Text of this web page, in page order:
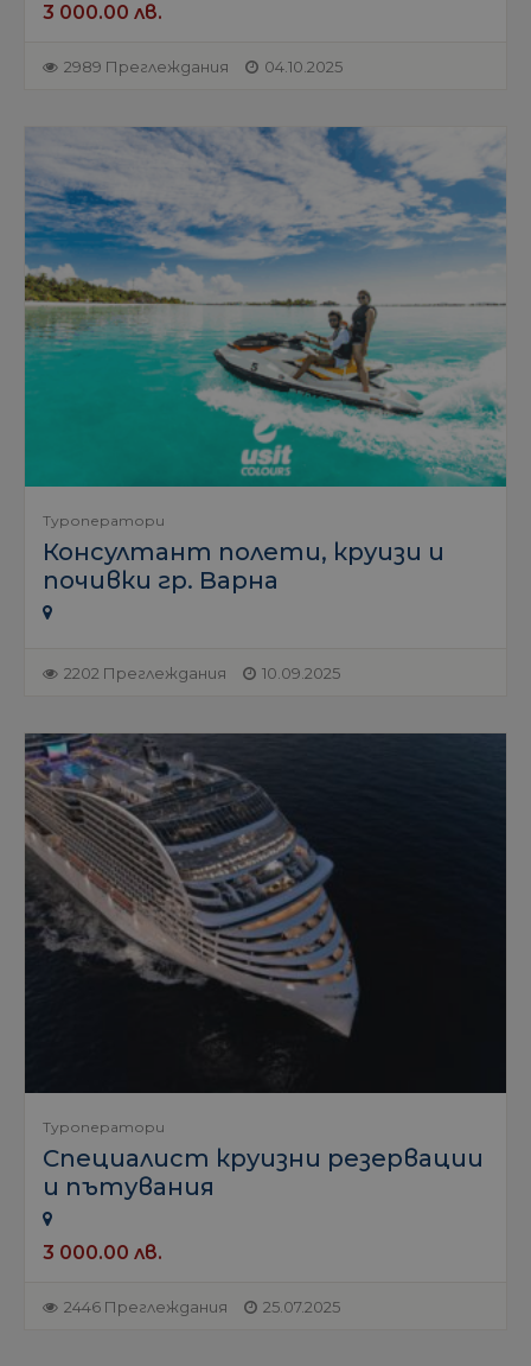
3 000.00 лв.
2989 Преглеждания 04.10.2025
Туроператори
Консултант полети, круизи и
почивки гр. Варна
2202 Преглеждания 10.09.2025
Туроператори
Специалист круизни резервации
и пътувания
3 000.00 лв.
2446 Преглеждания 25.07.2025